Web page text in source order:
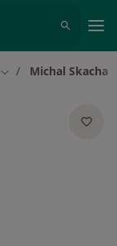
Změna města
Michal Skacha